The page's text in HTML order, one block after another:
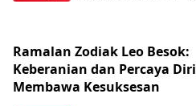
Ramalan Zodiak Leo Besok:
Keberanian dan Percaya Diri
Membawa Kesuksesan